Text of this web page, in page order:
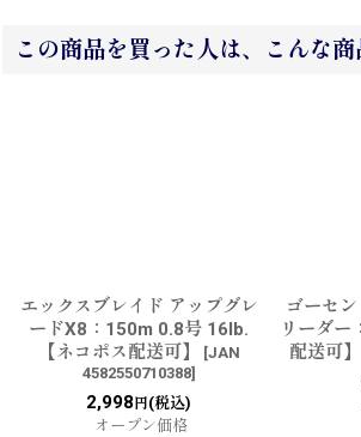
この商品を買った人は、こんな
エックスブレイド アップグレ
ードX8：150m 0.8号 16lb.
【ネコポス配送可】
[JAN
4582550710388]
2,998 円(税込)
オープン価格
ゴーセ
リーダー
配送可】